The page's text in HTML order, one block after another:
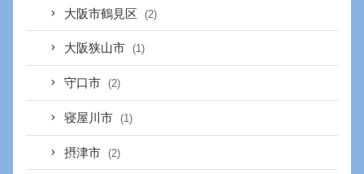
大阪市鶴見区 (2)
大阪狭山市 (1)
守口市 (2)
寝屋川市 (1)
摂津市 (2)